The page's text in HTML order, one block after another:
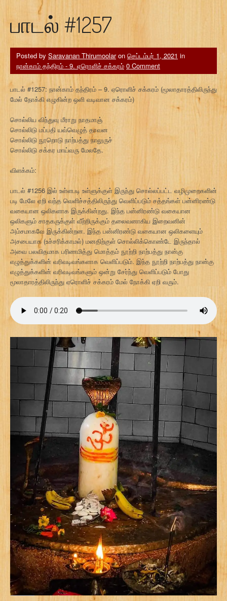
பாடல் #1257
Posted by Saravanan Thirumoolaron செப்டம்பர் 1, 2021 in
நான்காம் தந்திரம் - 9. ஏரொளிச் சக்கரம் 0 Comment
பாடல் #1257: நான்காம் தந்திரம் – 9. ஏரொளிச் சக்கரம் (மூலாதாரத்திலிருந்து
மேல் நோக்கி எழுகின்ற ஒளி வடிவான சக்கரம்)
சொல்லிய விந்துவு மீராறு நாதமாஞ்
சொல்லிடு மப்பதி யவ்வெழுத் தாவன
சொல்லிடு நூறொடு நாற்பத்து நாலுருச்
சொல்லிடு சக்கர மாய்வரு மேலதே.
விளக்கம்:
பாடல் #1256 இல் உள்ளபடி உள்ளுக்குள் இருந்து சொல்லப்பட்ட வழிமுறைகளின்
படி மேலே ஏறி வந்த வெளிச்சத்திலிருந்து வெளிப்படும் சத்தங்கள் பன்னிரண்டு
வகையான ஒலிகளாக இருக்கின்றது. இந்த பன்னிரண்டு வகையான
ஒலிகளும் சாதகருக்குள் வீற்றிருக்கும் தலைவனாகிய இறைவனின்
அம்சமாகவே இருக்கின்றன. இந்த பன்னிரண்டு வகையான ஒலிகளையும்
அசபையாக (உச்சரிக்காமல்) மனதிற்குள் சொல்லிக்கொண்டே இருந்தால்
அவை பலவிதமாக பரிணமித்து மொத்தம் நூற்றி நாற்பத்து நான்கு
எழுத்துக்களின் வரிவடிவங்களாக வெளிப்படும். இந்த நூற்றி நாற்பத்து நான்கு
எழுத்துக்களின் வரிவடிவங்களும் ஒன்று சேர்ந்து வெளிப்படும் போது
மூலாதாரத்திலிருந்து ஏரொளிச் சக்கரம் மேல் நோக்கி ஏறி வரும்.